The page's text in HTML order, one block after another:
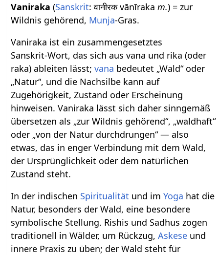
Vaniraka (Sanskrit: वानीरक vānīrakam.) = zur
Wildnis gehörend, Munja-Gras.
Vaniraka ist ein zusammengesetztes
Sanskrit‑Wort, das sich aus vana und rika (oder
raka) ableiten lässt;vana bedeutet „Wald“ oder
„Natur“, und die Nachsilbe kann auf
Zugehörigkeit, Zustand oder Erscheinung
hinweisen. Vaniraka lässt sich daher sinngemäß
übersetzen als „zur Wildnis gehörend“, „waldhaft“
oder „von der Natur durchdrungen“ — also
etwas, das in enger Verbindung mit dem Wald,
der Ursprünglichkeit oder dem natürlichen
Zustand steht.
In der indischen Spiritualität und imYoga hat die
Natur, besonders der Wald, eine besondere
symbolische Stellung. Rishis und Sadhus zogen
traditionell in Wälder, um Rückzug,Askese und
innere Praxis zu üben; der Wald steht für